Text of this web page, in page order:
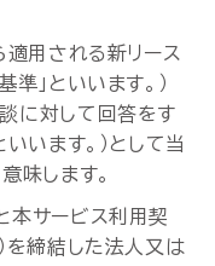
用される新リース
準」といいます。）
に対して回答をす
います。）として当
味します。
本サービス利用契
を締結した法人又は